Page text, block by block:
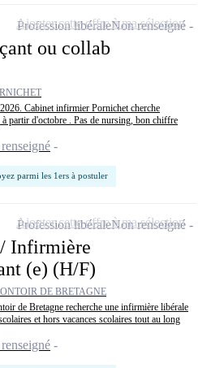
ou collab
Cabinet infirmier Pornichet cherche
partir d'octobre . Pas de nursing, bon chiffre
parmi les 1ers à postuler
Profession libéraleNon renseigné
Ajouter cette offre à ma sélection
Infirmière
(e) (H/F)
DE BRETAGNE
de Bretagne recherche une infirmière libérale
et hors vacances scolaires tout au long
Profession libéraleNon renseigné
Ajouter cette offre à ma sélection